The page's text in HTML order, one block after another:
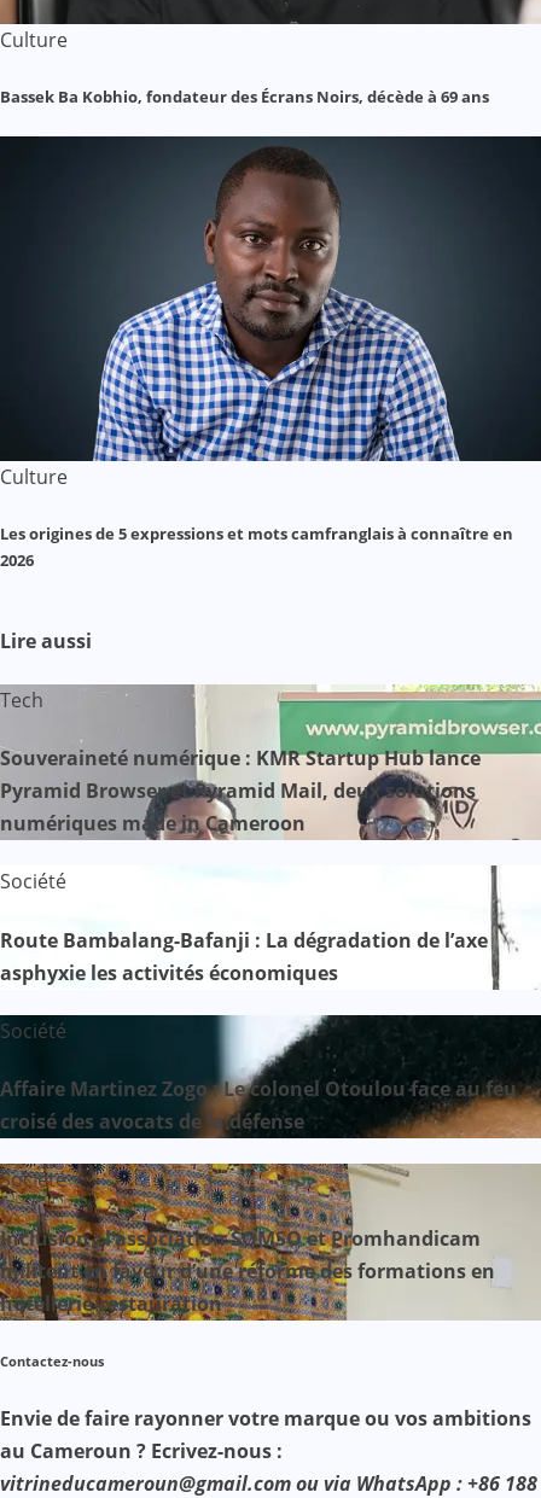
Culture
Bassek Ba Kobhio, fondateur des Écrans Noirs, décède à 69 ans
Culture
Les origines de 5 expressions et mots camfranglais à connaître en
2026
Lire aussi
Tech
Souveraineté numérique : KMR Startup Hub lance
Pyramid Browser et Pyramid Mail, deux solutions
numériques made in Cameroon
Société
Route Bambalang-Bafanji : La dégradation de l’axe
asphyxie les activités économiques
Société
Affaire Martinez Zogo : Le colonel Otoulou face au feu
croisé des avocats de la défense
Société
Inclusion : l’association SOMSO et Promhandicam
militent en faveur d’une réforme des formations en
hôtellerie-restauration
Contactez-nous
Envie de faire rayonner votre marque ou vos ambitions
au Cameroun ? Ecrivez-nous :
vitrineducameroun@gmail.com ou via WhatsApp : +86 188